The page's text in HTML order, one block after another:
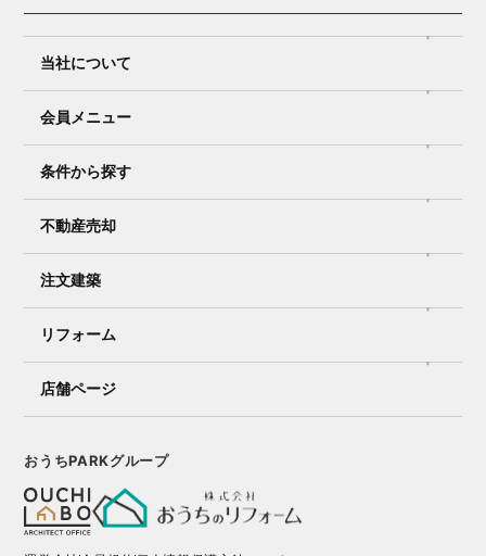
当社について
会員メニュー
条件から探す
不動産売却
注文建築
リフォーム
店舗ページ
おうちPARKグループ